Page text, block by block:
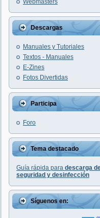
Webmasters
Descargas
Manuales y Tutoriales
Textos - Manuales
E-Zines
Fotos Divertidas
Participa
Foro
Tema destacado
Guía rápida para descarga
seguridad y desinfección
Síguenos en: